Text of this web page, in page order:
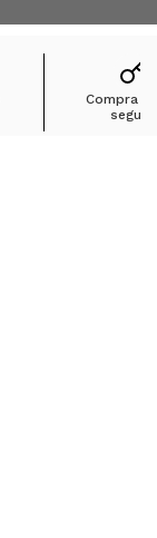
Compra
segura